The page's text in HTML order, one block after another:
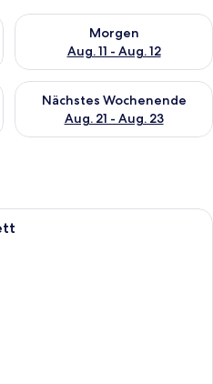
heute Nacht, Aug. 10 - Aug.
Morgen
Aug. 11 - Aug. 12
Überprüfe die Verfügbarkeit
dieses Wochenende, Aug. 14
Nächstes Wochenende
Aug. 21 - Aug. 23
Überprüfe die Verfügbarkeit
Ein Hotelzimmer mit einem großen